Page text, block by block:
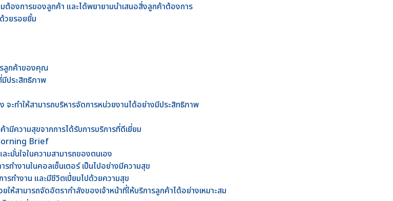
มต้องการของลูกค้า และได้พยายามนำเสนอสิ่งลูกค้าต้องการ
วยรอยยิ้ม
รลูกค้าของคุณ
ประสิทธิภาพ
ทำให้สามารถบริหารจัดการหน่วยงานได้อย่างมีประสิทธิภาพ
ามีความสุขจากการได้รับการบริการที่ดีเยี่ยม
Brief
ะมั่นใจในความสามารถของตนเอง
ทำงานในคอลเซ็นเตอร์ เป็นไปอย่างมีความสุข
รทำงาน และมีชีวิตเปี่ยมไปด้วยความสุข
ห้สามารถจัดอัตรากำลังของเจ้าหน้าที่ให้บริการลูกค้าได้อย่างเหมาะสม